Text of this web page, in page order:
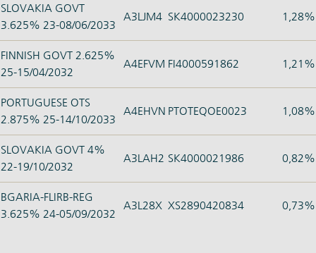
SLOVAKIA GOVT
3.625% 23-08/06/2033
A3LJM4 SK4000023230 1,28%
FINNISH GOVT 2.625%
25-15/04/2032
A4EFVM FI4000591862 1,21%
PORTUGUESE OTS
2.875% 25-14/10/2033
A4EHVN PTOTEQOE0023 1,08%
SLOVAKIA GOVT 4%
22-19/10/2032
A3LAH2 SK4000021986 0,82%
BGARIA-FLIRB-REG
3.625% 24-05/09/2032
A3L28X XS2890420834 0,73%